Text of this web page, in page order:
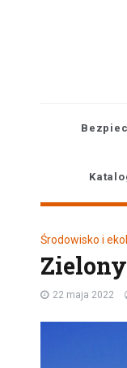
Środowisko i
22 maja 2022